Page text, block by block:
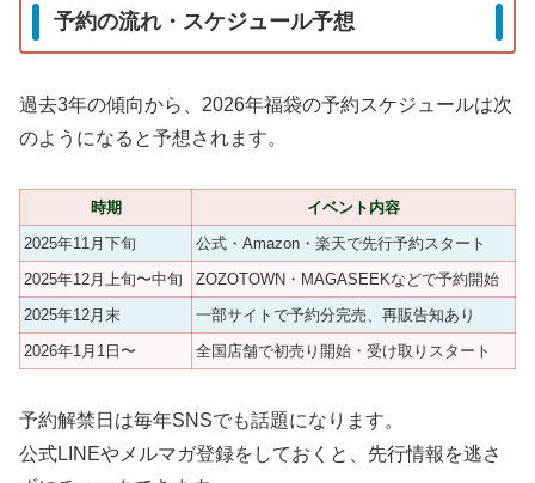
予約の流れ・スケジュール予想
過去3年の傾向から、2026年福袋の予約スケジュールは次
のようになると予想されます。
時期
イベント内容
2025年11月下旬
公式・Amazon・楽天で先行予約スタート
2025年12月上旬〜中旬
ZOZOTOWN・MAGASEEKなどで予約開始
2025年12月末
一部サイトで予約分完売、再販告知あり
2026年1月1日〜
全国店舗で初売り開始・受け取りスタート
予約解禁日は毎年SNSでも話題になります。
公式LINEやメルマガ登録をしておくと、先行情報を逃さ